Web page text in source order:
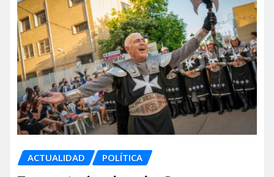
ACTUALIDAD POLÍTICA